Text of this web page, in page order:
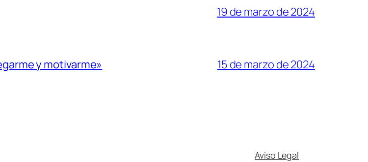
19 de marzo de 2024
y motivarme» 15 de marzo de 2024
Aviso Legal